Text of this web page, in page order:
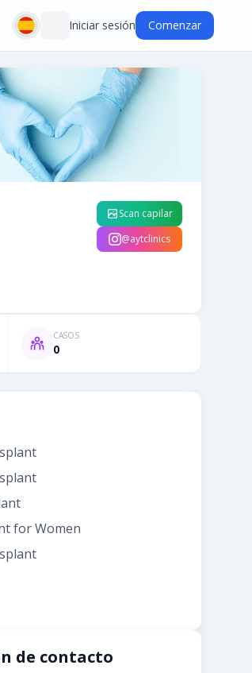
Iniciar sesión Comenzar
Scan capilar
@aytclinics
CASOS
0
for Women
de contacto